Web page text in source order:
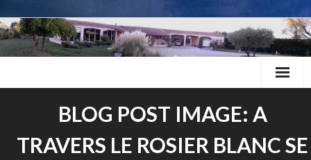
Skip
to
content
BLOG POST IMAGE: A
TRAVERS LE ROSIER BLANC SE